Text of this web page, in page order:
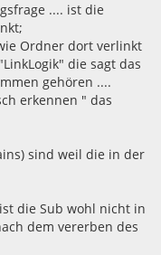
.... ist die
Ordner dort verlinkt
die sagt das
gehören ....
erkennen " das
sind weil die in der
die Sub wohl nicht in
dem vererben des